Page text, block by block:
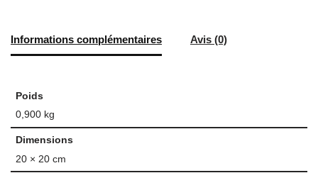
Informations complémentaires Avis (0)
Poids
0,900 kg
Dimensions
20 × 20 cm